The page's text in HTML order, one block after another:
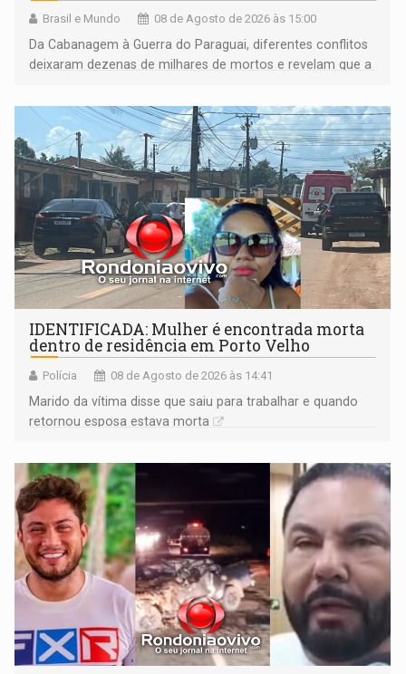
Brasil e Mundo 08 de Agosto de 2026 às 15:00
Da Cabanagem à Guerra do Paraguai, diferentes conflitos
deixaram dezenas de milhares de mortos e revelam que a
territoriais e sociais
IDENTIFICADA: Mulher é encontrada morta
dentro de residência em Porto Velho
Polícia 08 de Agosto de 2026 às 14:41
Marido da vítima disse que saiu para trabalhar e quando
retornou esposa estava morta